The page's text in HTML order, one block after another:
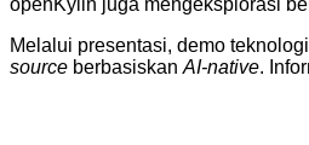
Melalui presentasi, demo
source berbasiskan AI-native.